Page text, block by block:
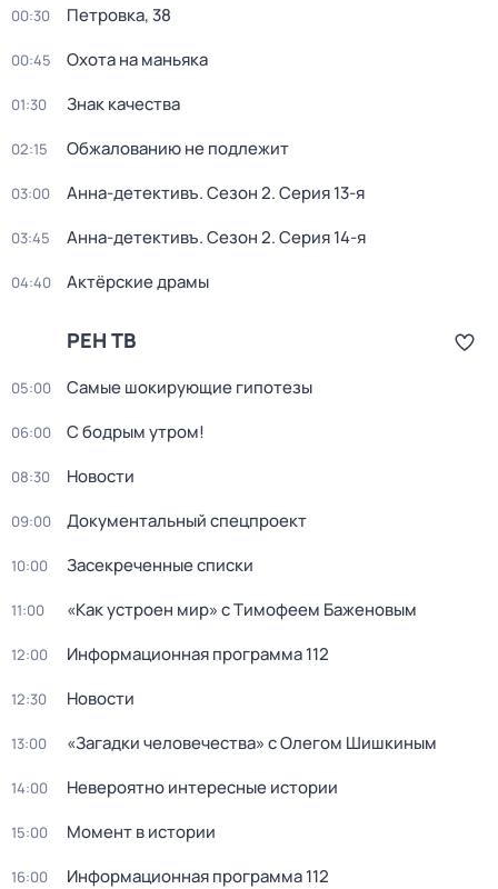
00:30 Петровка, 38
00:45 Охота на маньяка
01:30 Знак качества
02:15 Обжалованию не подлежит
03:00 Анна-детективъ. Сезон 2. Серия 13-я
03:45 Анна-детективъ. Сезон 2. Серия 14-я
04:40 Актёрские драмы
РЕН ТВ
05:00 Самые шoкиpующие гипотезы
06:00 С бодрым утром!
08:30 Новости
09:00 Документальный спецпроект
10:00 Зaceкрeченные списки
11:00 «Как устроен мир» с Тимофеем Баженовым
12:00 Информационная программа 112
12:30 Новости
13:00 «Загадки человечества» с Олегом Шишкиным
14:00 Невероятно интересные истории
15:00 Момент в истории
16:00 Информационная программа 112